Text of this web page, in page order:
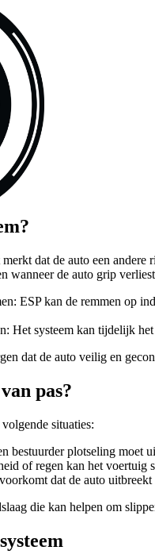
dat de auto een
wanneer de auto grip
ESP kan de remmen op
Het systeem kan tijdelijk
dat de auto veilig en
pas?
situaties:
bestuurder plotseling moet
of regen kan het voertuig
dat de auto
die kan helpen om